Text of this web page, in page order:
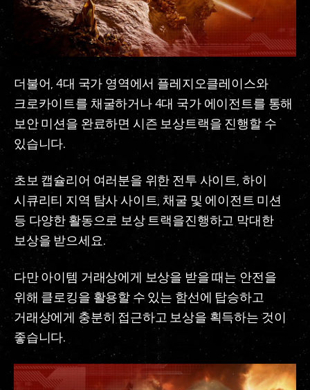
더불어, 4대 국가 영역에서 플레지오클레이스와
크로카이트를 채굴하거나 4대 국가 에이전트를 통해
보안 미션을 완료하면 시즌 보상트랙을 진행할 수
있습니다.
초보 캡슐리어 여러분을 위한 전투 사이트, 하이
시큐리티 지역 탐사 사이트, 채굴 및 에이전트 미션
등 다양한 활동으로 보상 트랙을진행하고 막대한
보상을 받으세요.
다만 아이템 거래상에게 보상을 받을 때는 안전을
위해 클로킹을 활용할 수 있는 함선에 탑승하고
거래상에게 충분히 접근하고 보상을 획득하는 것이
좋습니다.